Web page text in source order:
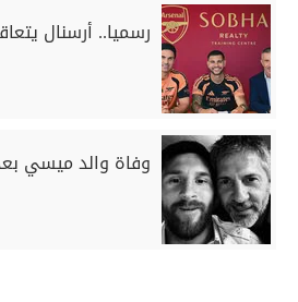
رسميا.. أرسنال
وفاة والد ميسي